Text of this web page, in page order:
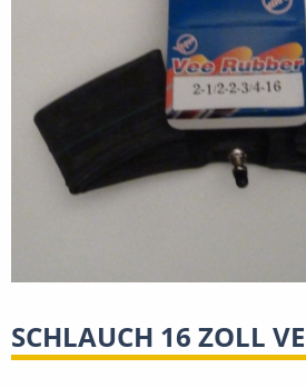
SCHLAUCH 16 ZOLL